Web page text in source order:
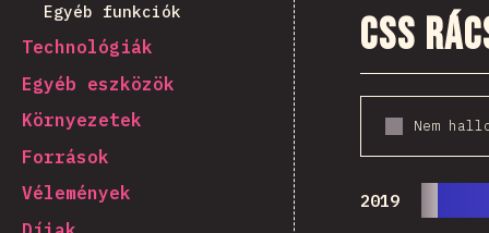
Egyéb funkciók
Technológiák
Egyéb eszközök
Környezetek
Források
Vélemények
CSS
Nem
2019